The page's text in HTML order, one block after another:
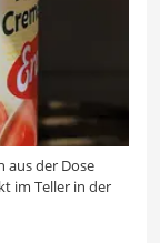
aus der Dose
im Teller in der